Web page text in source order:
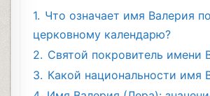
1. Что означает имя Валерия по
церковному календарю?
2. Святой покровитель имени
3. Какой национальности имя